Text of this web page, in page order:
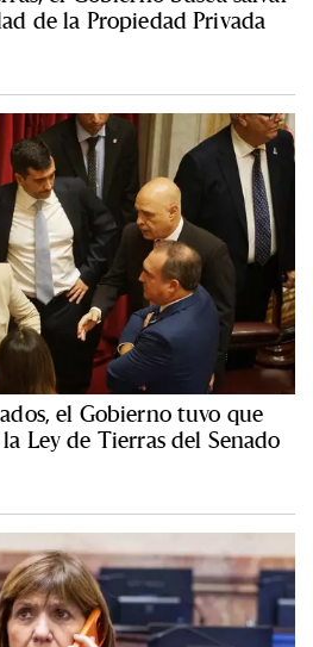
de la Propiedad Privada
el Gobierno tuvo que
Ley de Tierras del Senado